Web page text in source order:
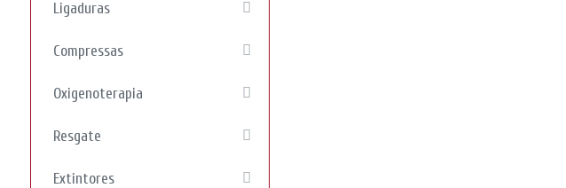
Ligaduras
Compressas
Oxigenoterapia
Resgate
Extintores